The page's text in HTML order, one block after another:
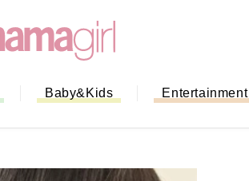
Baby&Kids Entertainment